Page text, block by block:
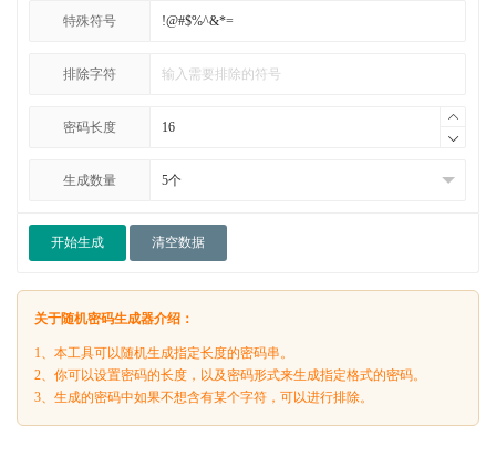
特殊符号
排除字符
密码长度
生成数量
开始生成 清空数据
关于随机密码生成器介绍：
1、本工具可以随机生成指定长度的密码串。
2、你可以设置密码的长度，以及密码形式来生成指定格式的密码。
3、生成的密码中如果不想含有某个字符，可以进行排除。